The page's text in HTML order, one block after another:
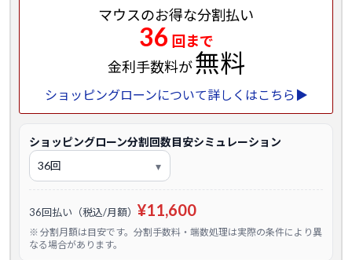
マウスのお得な分割払い
36 回まで
金利手数料が無料
ショッピングローンについて詳しくはこちら▶
ショッピングローン分割回数目安シミュレーション
36回払い（税込/月額） ¥11,600
※ 分割月額は目安です。分割手数料・端数処理は実際の条件により異
なる場合があります。